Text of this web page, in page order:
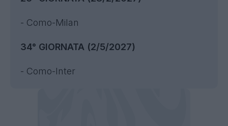
- Como-Milan
34° GIORNATA (2/5/2027)
- Como-Inter